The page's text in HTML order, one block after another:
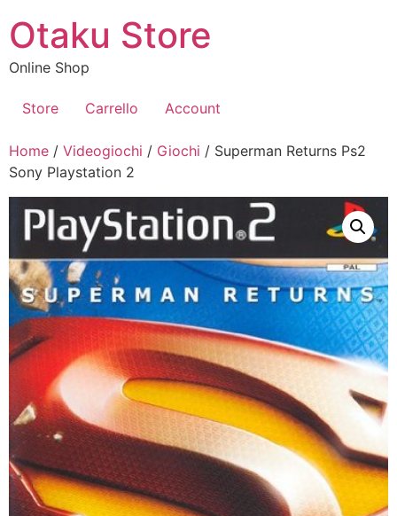
contenuto
Otaku Store
Online Shop
Store Carrello Account
Home / Videogiochi / Giochi / Superman Returns Ps2
Sony Playstation 2